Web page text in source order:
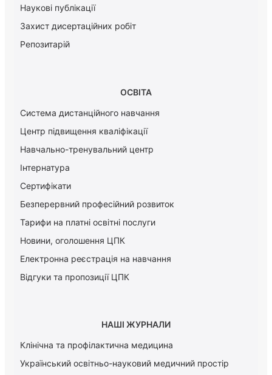
Наукові публікації
Захист дисертаційних робіт
Репозитарій
ОСВІТА
Система дистанційного навчання
Центр підвищення кваліфікації
Навчально-тренувальний центр
Інтернатура
Сертифікати
Безперервний професійний розвиток
Тарифи на платні освітні послуги
Новини, оголошення ЦПК
Електронна реєстрація на навчання
Відгуки та пропозиції ЦПК
НАШІ ЖУРНАЛИ
Клінічна та профілактична медицина
Український освітньо-науковий медичний простір